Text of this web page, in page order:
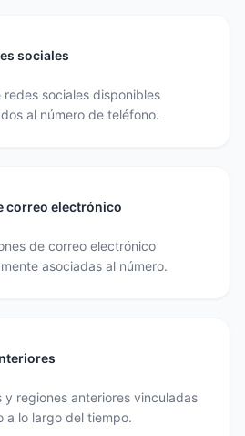
sociales
sociales disponibles
al número de teléfono.
correo electrónico
de correo electrónico
asociadas al número.
y regiones anteriores vinculadas
a lo largo del tiempo.